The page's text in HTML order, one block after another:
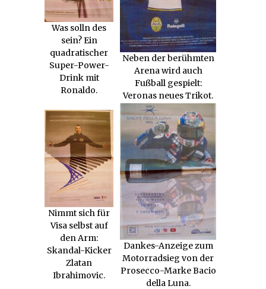
Was solln des
sein? Ein
quadratischer
Super-Power-
Drink mit
Ronaldo.
Neben der berühmten
Arena wird auch
Fußball gespielt:
Veronas neues Trikot.
Nimmt sich für
Visa selbst auf
den Arm:
Skandal-Kicker
Zlatan
Ibrahimovic.
Dankes-Anzeige zum
Motorradsieg von der
Prosecco-Marke Bacio
della Luna.